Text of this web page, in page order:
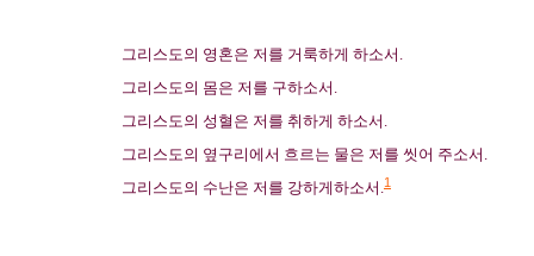
그리스도의 영혼은 저를 거룩하게 하소서.
그리스도의 몸은 저를 구하소서.
그리스도의 성혈은 저를 취하게 하소서.
그리스도의 옆구리에서 흐르는 물은 저를 씻어 주소서.
그리스도의 수난은 저를 강하게하소서.1